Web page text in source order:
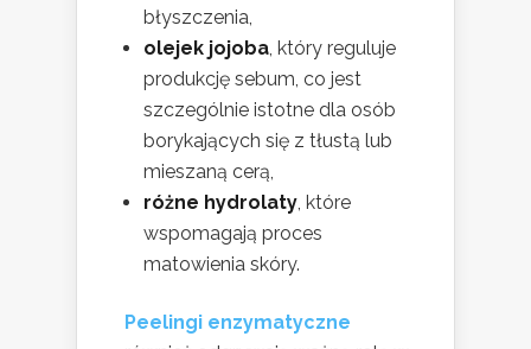
błyszczenia,
olejek jojoba, który reguluje
produkcję sebum, co jest
szczególnie istotne dla osób
borykających się z tłustą lub
mieszaną cerą,
różne hydrolaty, które
wspomagają proces
matowienia skóry.
Peelingi enzymatyczne